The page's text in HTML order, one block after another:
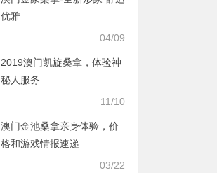
优雅
04/09
2019澳门凯旋桑拿，体验神
秘人服务
11/10
澳门金池桑拿亲身体验，价
格和游戏情报速递
03/22